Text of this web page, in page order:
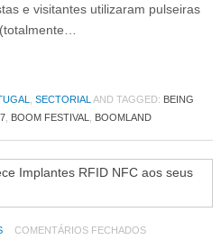
e visitantes utilizaram pulseiras
SECTORIAL AND TAGGED: BEING
, BOOM FESTIVAL BOOMLAND
COMENTÁRIOS FECHADOS